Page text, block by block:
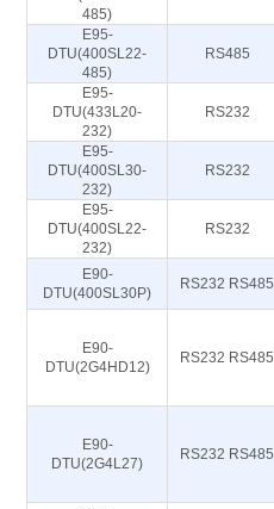
485)
E95-
DTU(400SL22-
485)
RS485
E95-
DTU(433L20-
232)
RS232
E95-
DTU(400SL30-
232)
RS232
E95-
DTU(400SL22-
232)
RS232
E90-
DTU(400SL30P)
RS232 RS485
E90-
DTU(2G4HD12)
RS232 RS485
E90-
DTU(2G4L27)
RS232 RS485